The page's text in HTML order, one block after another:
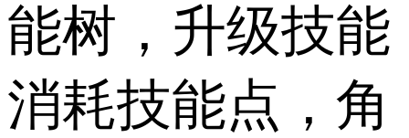
能树，升级技能
消耗技能点，角